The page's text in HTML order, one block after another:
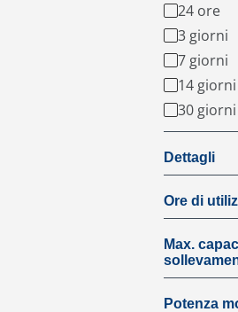
24 ore
3 giorni
7 giorni
14 giorni
30 giorni
Dettagli
Ore di
Max.
Potenza